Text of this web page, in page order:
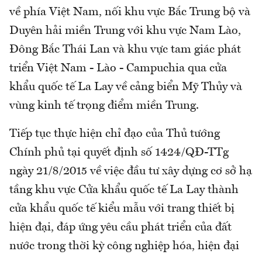
về phía Việt Nam, nối khu vực Bắc Trung bộ và
Duyên hải miền Trung với khu vực Nam Lào,
Đông Bắc Thái Lan và khu vực tam giác phát
triển Việt Nam - Lào - Campuchia qua cửa
khẩu quốc tế La Lay về cảng biển Mỹ Thủy và
vùng kinh tế trọng điểm miền Trung.
Tiếp tục thực hiện chỉ đạo của Thủ tướng
Chính phủ tại quyết định số 1424/QĐ-TTg
ngày 21/8/2015 về việc đầu tư xây dựng cơ sở hạ
tầng khu vực Cửa khẩu quốc tế La Lay thành
cửa khẩu quốc tế kiểu mẫu với trang thiết bị
hiện đại, đáp ứng yêu cầu phát triển của đất
nước trong thời kỳ công nghiệp hóa, hiện đại